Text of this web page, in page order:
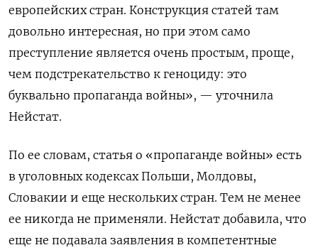
европейских стран. Конструкция статей там
довольно интересная, но при этом само
преступление является очень простым, проще,
чем подстрекательство к геноциду: это
буквально пропаганда войны», — уточнила
Нейстат.
По ее словам, статья о «пропаганде войны» есть
в уголовных кодексах Польши, Молдовы,
Словакии и еще нескольких стран. Тем не менее
ее никогда не применяли. Нейстат добавила, что
еще не подавала заявления в компетентные